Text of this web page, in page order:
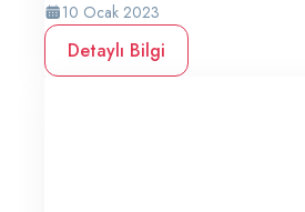
10 Ocak 2023
Detaylı Bilgi